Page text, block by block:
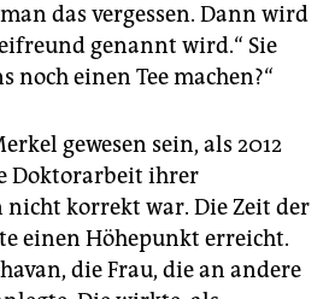
das vergessen. Dann wird
genannt wird.“ Sie
noch einen Tee machen?“
gewesen sein, als 2012
Doktorarbeit ihrer
korrekt war. Die Zeit der
einen Höhepunkt erreicht.
die Frau, die an andere